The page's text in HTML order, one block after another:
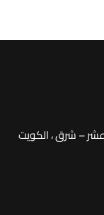
عشر – شرق ، الكويت